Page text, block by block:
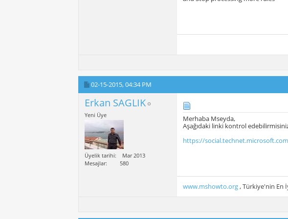
02-15-2015,04:34 PM
Erkan SAGLIK
Yeni Üye
Üyelik tarihi
Mar 2013
Mesajlar
580
Merhaba Mseyda,
Aşağıdaki linki kontrol
https://
www.mshowto.org, Türkiye'nin En